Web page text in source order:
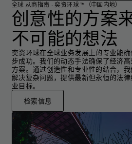
全球 从商指南 - 奕资环球 ™（中国内地）
创意性的方案
不可能的想法
奕资环球在全球业务发展上的专业能
步成功。我们的动态手法确保了经济
方案。通过创造性和专业性的结合，
解决复杂问题，提供最新但永恒的法
业目标。
检索信息